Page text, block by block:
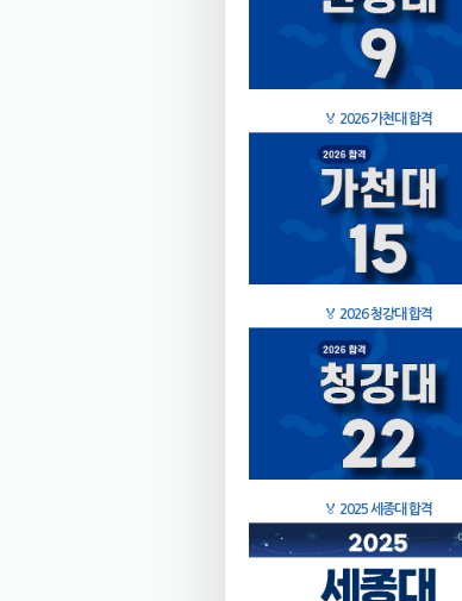
🏅 2026 가천대 합격
🏅 2026 청강대 합격
🏅 2025 세종대 합격